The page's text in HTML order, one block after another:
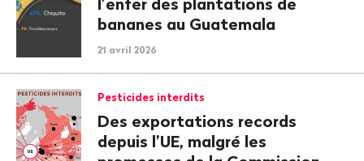
bananes au Guatemala
21 avril 2026
Pesticides interdits
Des exportations records
depuis l’UE, malgré les